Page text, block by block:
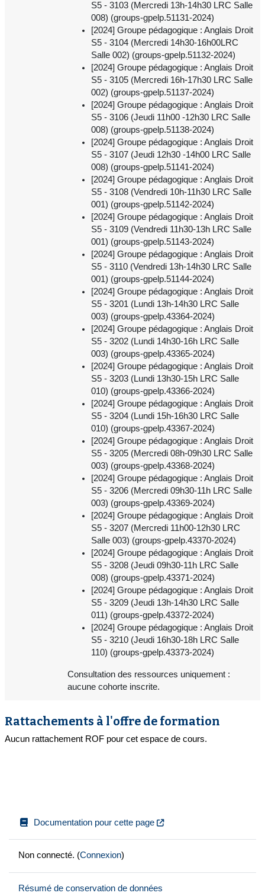
S5 - 3103 (Mercredi 13h-14h30 LRC Salle
008) (groups-gpelp.51131-2024)
[2024] Groupe pédagogique : Anglais Droit
S5 - 3104 (Mercredi 14h30-16h00LRC
Salle 002) (groups-gpelp.51132-2024)
[2024] Groupe pédagogique : Anglais Droit
S5 - 3105 (Mercredi 16h-17h30 LRC Salle
002) (groups-gpelp.51137-2024)
[2024] Groupe pédagogique : Anglais Droit
S5 - 3106 (Jeudi 11h00 -12h30 LRC Salle
008) (groups-gpelp.51138-2024)
[2024] Groupe pédagogique : Anglais Droit
S5 - 3107 (Jeudi 12h30 -14h00 LRC Salle
008) (groups-gpelp.51141-2024)
[2024] Groupe pédagogique : Anglais Droit
S5 - 3108 (Vendredi 10h-11h30 LRC Salle
001) (groups-gpelp.51142-2024)
[2024] Groupe pédagogique : Anglais Droit
S5 - 3109 (Vendredi 11h30-13h LRC Salle
001) (groups-gpelp.51143-2024)
[2024] Groupe pédagogique : Anglais Droit
S5 - 3110 (Vendredi 13h-14h30 LRC Salle
001) (groups-gpelp.51144-2024)
[2024] Groupe pédagogique : Anglais Droit
S5 - 3201 (Lundi 13h-14h30 LRC Salle
003) (groups-gpelp.43364-2024)
[2024] Groupe pédagogique : Anglais Droit
S5 - 3202 (Lundi 14h30-16h LRC Salle
003) (groups-gpelp.43365-2024)
[2024] Groupe pédagogique : Anglais Droit
S5 - 3203 (Lundi 13h30-15h LRC Salle
010) (groups-gpelp.43366-2024)
[2024] Groupe pédagogique : Anglais Droit
S5 - 3204 (Lundi 15h-16h30 LRC Salle
010) (groups-gpelp.43367-2024)
[2024] Groupe pédagogique : Anglais Droit
S5 - 3205 (Mercredi 08h-09h30 LRC Salle
003) (groups-gpelp.43368-2024)
[2024] Groupe pédagogique : Anglais Droit
S5 - 3206 (Mercredi 09h30-11h LRC Salle
003) (groups-gpelp.43369-2024)
[2024] Groupe pédagogique : Anglais Droit
S5 - 3207 (Mercredi 11h00-12h30 LRC
Salle 003) (groups-gpelp.43370-2024)
[2024] Groupe pédagogique : Anglais Droit
S5 - 3208 (Jeudi 09h30-11h LRC Salle
008) (groups-gpelp.43371-2024)
[2024] Groupe pédagogique : Anglais Droit
S5 - 3209 (Jeudi 13h-14h30 LRC Salle
011) (groups-gpelp.43372-2024)
[2024] Groupe pédagogique : Anglais Droit
S5 - 3210 (Jeudi 16h30-18h LRC Salle
110) (groups-gpelp.43373-2024)
Consultation des ressources uniquement :
aucune cohorte inscrite.
Rattachements à l'offre de formation
Aucun rattachement ROF pour cet espace de cours.
Documentation pour cette page
Non connecté. (Connexion)
Résumé de conservation de données